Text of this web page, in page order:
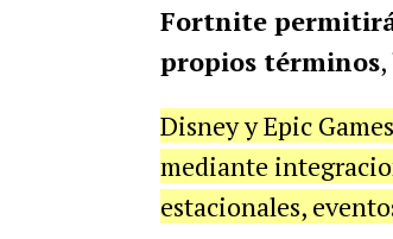
Fortnite
propios términos,
Disney y Epic
mediante
estacionales,